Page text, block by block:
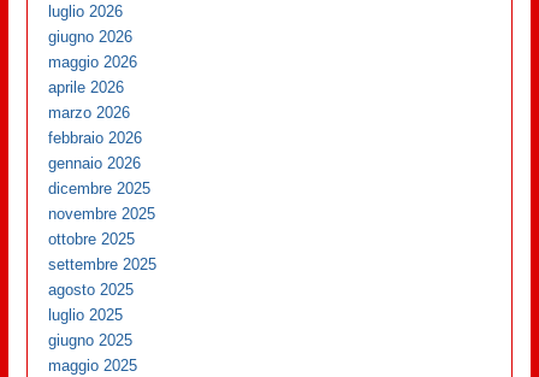
luglio 2026
giugno 2026
maggio 2026
aprile 2026
marzo 2026
febbraio 2026
gennaio 2026
dicembre 2025
novembre 2025
ottobre 2025
settembre 2025
agosto 2025
luglio 2025
giugno 2025
maggio 2025